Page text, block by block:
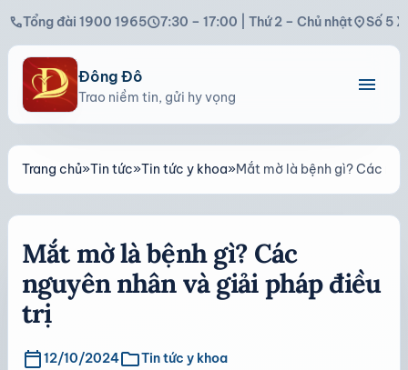
callTổng đài 1900 1965schedule7:30 – 17:00 | Thứ 2 – Chủ nhậtlocation_onSố 5
Đông Đô
Trao niềm tin, gửi hy vọng menu
Trang chủ»Tin tức»Tin tức y khoa»Mắt mờ là bệnh gì? Các
Mắt mờ là bệnh gì? Các
nguyên nhân và giải pháp điều
trị
calendar_today12/10/2024folderTin tức y khoa